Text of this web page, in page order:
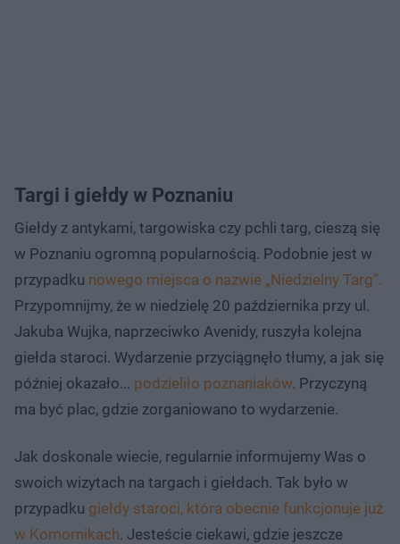
Targi i giełdy w Poznaniu
Giełdy z antykami, targowiska czy pchli targ, cieszą się
w Poznaniu ogromną popularnością. Podobnie jest w
przypadku nowego miejsca o nazwie „Niedzielny Targ”.
Przypomnijmy, że w niedzielę 20 października przy ul.
Jakuba Wujka, naprzeciwko Avenidy, ruszyła kolejna
giełda staroci. Wydarzenie przyciągnęło tłumy, a jak się
później okazało... podzieliło poznaniaków. Przyczyną
ma być plac, gdzie zorganiowano to wydarzenie.
Jak doskonale wiecie, regularnie informujemy Was o
swoich wizytach na targach i giełdach. Tak było w
przypadku giełdy staroci, która obecnie funkcjonuje już
w Komornikach. Jesteście ciekawi, gdzie jeszcze